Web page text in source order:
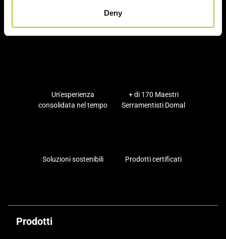
Deny
Ci prendiamo cura dei nostri clienti
Un'esperienza
consolidata nel tempo
+ di 170 Maestri
Serramentisti Domal
Soluzioni sostenibili Prodotti certificati
Prodotti